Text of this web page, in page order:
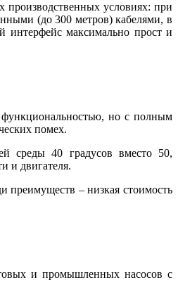
производственных условиях: при
(до 300 метров) кабелями, в
интерфейс максимально прост и
но с полным
помех.
среды 40 градусов вместо 50,
и двигателя.
преимуществ – низкая стоимость
и промышленных насосов с